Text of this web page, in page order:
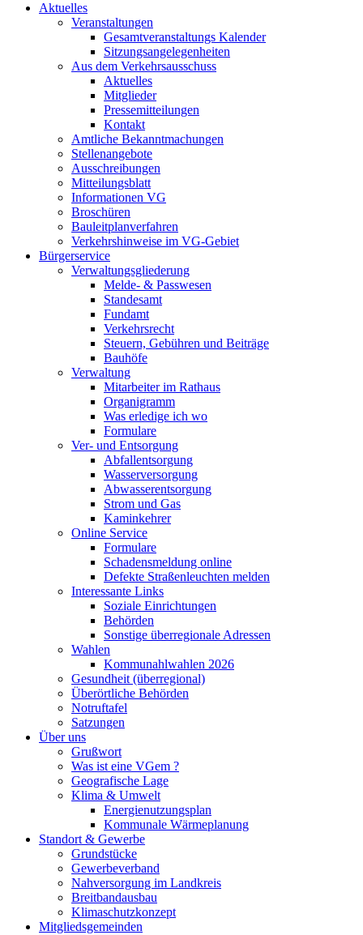
Aktuelles
Veranstaltungen
Gesamtveranstaltungs Kalender
Sitzungsangelegenheiten
Aus dem Verkehrsausschuss
Aktuelles
Mitglieder
Pressemitteilungen
Kontakt
Amtliche Bekanntmachungen
Stellenangebote
Ausschreibungen
Mitteilungsblatt
Informationen VG
Broschüren
Bauleitplanverfahren
Verkehrshinweise im VG-Gebiet
Bürgerservice
Verwaltungsgliederung
Melde- & Passwesen
Standesamt
Fundamt
Verkehrsrecht
Steuern, Gebühren und Beiträge
Bauhöfe
Verwaltung
Mitarbeiter im Rathaus
Organigramm
Was erledige ich wo
Formulare
Ver- und Entsorgung
Abfallentsorgung
Wasserversorgung
Abwasserentsorgung
Strom und Gas
Kaminkehrer
Online Service
Formulare
Schadensmeldung online
Defekte Straßenleuchten melden
Interessante Links
Soziale Einrichtungen
Behörden
Sonstige überregionale Adressen
Wahlen
Kommunahlwahlen 2026
Gesundheit (überregional)
Überörtliche Behörden
Notruftafel
Satzungen
Über uns
Grußwort
Was ist eine VGem ?
Geografische Lage
Klima & Umwelt
Energienutzungsplan
Kommunale Wärmeplanung
Standort & Gewerbe
Grundstücke
Gewerbeverband
Nahversorgung im Landkreis
Breitbandausbau
Klimaschutzkonzept
Mitgliedsgemeinden